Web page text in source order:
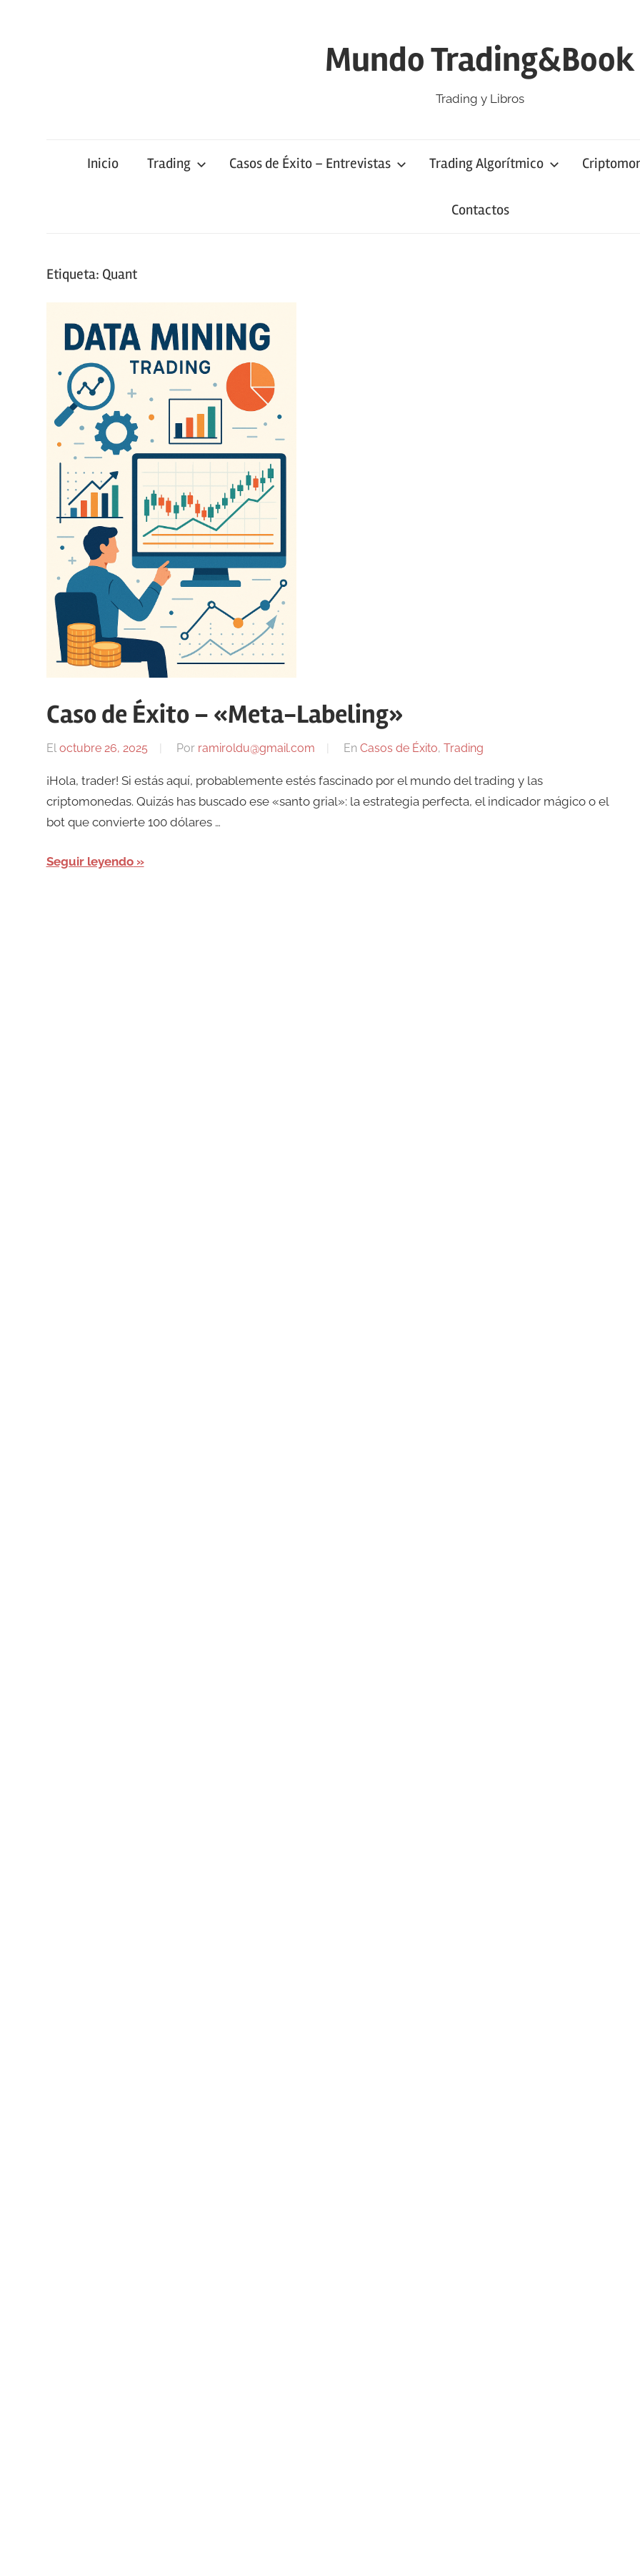
Mundo Trading&Book
Trading y Libros
Inicio Trading Casos de Éxito – Entrevistas Trading Algorítmico
Contactos
Etiqueta: Quant
Caso de Éxito – «Meta-Labeling»
Eloctubre 26, 2025 Por ramiroldu@gmail.com En Casos de Éxito, Trading
¡Hola, trader! Si estás aquí, probablemente estés fascinado por el mundo del trading y las
criptomonedas. Quizás has buscado ese «santo grial»: la estrategia perfecta, el indicador mágico o el
bot que convierte 100 dólares …
Seguir leyendo